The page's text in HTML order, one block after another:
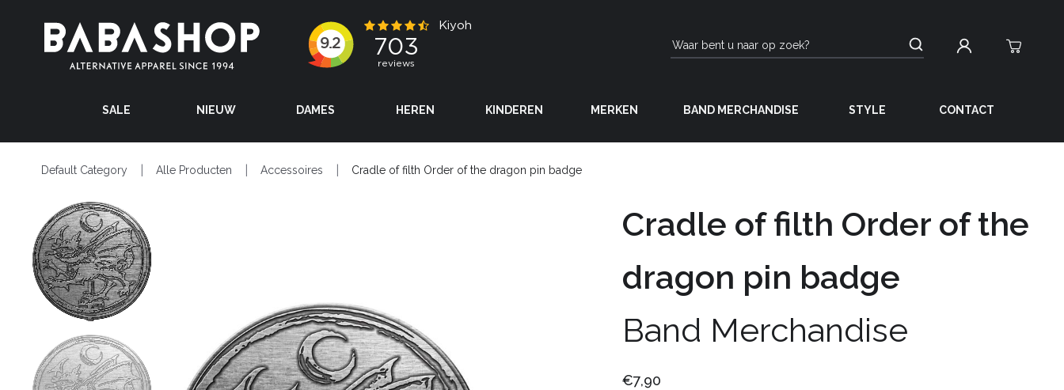
SALE NIEUW DAMES HEREN KINDEREN MERKEN BAND MERCHANDISE STYLE CONTACT
Default Category Alle Producten Accessoires Cradle of filth Order of the dragon pin badge
Cradle of filth Order of the
dragon pin badge
Band Merchandise
€7,90